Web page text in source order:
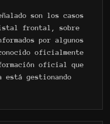
son los casos
frontal, sobre
por algunos
oficialmente
oficial que
está gestionando